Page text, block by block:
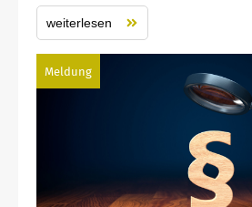
weiterlesen
Meldung